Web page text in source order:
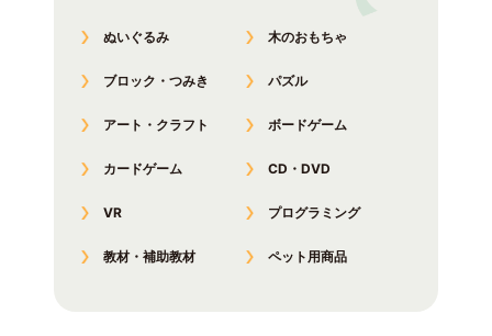
ぬいぐるみ 木のおもちゃ
ブロック・つみき パズル
アート・クラフト ボードゲーム
カードゲーム CD・DVD
VR プログラミング
教材・補助教材 ペット用商品